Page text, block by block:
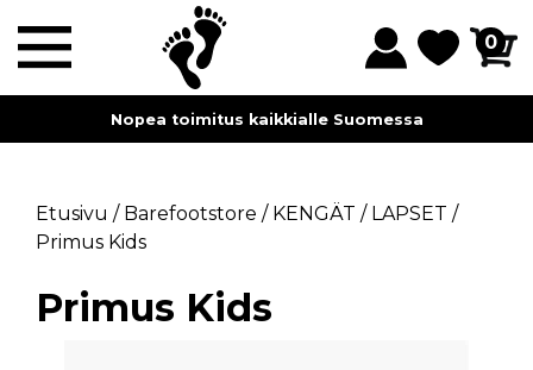
0
Nopea toimitus kaikkialle Suomessa
Etusivu / Barefootstore / KENGÄT / LAPSET /
Primus Kids
Primus Kids